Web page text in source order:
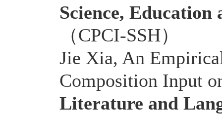
Science, Education
（CPCI-SSH）
Jie Xia, An
Composition Input
Literature and